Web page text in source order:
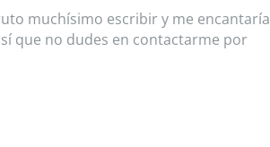
muchísimo escribir y me encantaría
que no dudes en contactarme por